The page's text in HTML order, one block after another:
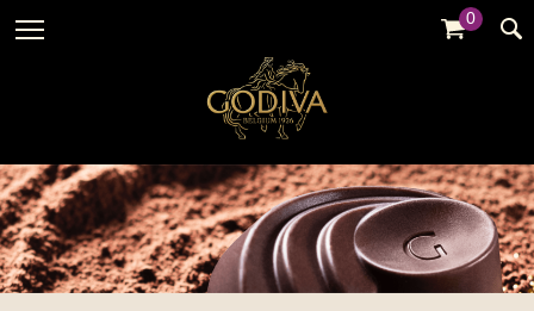
0
全部
品牌活動
全部
暢銷系列
金裝禮盒
松露禮盒
全部
牛奶巧克力
白巧克力
綜合巧克力
婚禮系列
GODIVA故事
GODIVA品質承諾
GODIVA大師團隊